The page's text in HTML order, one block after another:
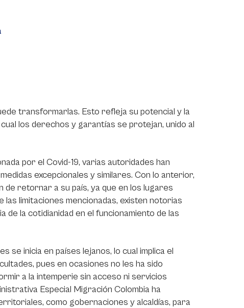
transformarlas. Esto refleja su potencial y la
los derechos y garantías se protejan, unido al
por el Covid-19, varias autoridades han
excepcionales y similares. Con lo anterior,
de retornar a su país, ya que en los lugares
limitaciones mencionadas, existen notorias
de la cotidianidad en el funcionamiento de las
se inicia en países lejanos, lo cual implica el
pues en ocasiones no les ha sido
a la intemperie sin acceso ni servicios
Especial Migración Colombia ha
como gobernaciones y alcaldías, para